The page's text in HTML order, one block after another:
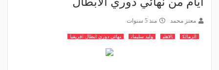
معتز محمد منذ 5 سنوات
الزمالك الاهلي وليد سليمان نهائي دوري ابطال افريقيا